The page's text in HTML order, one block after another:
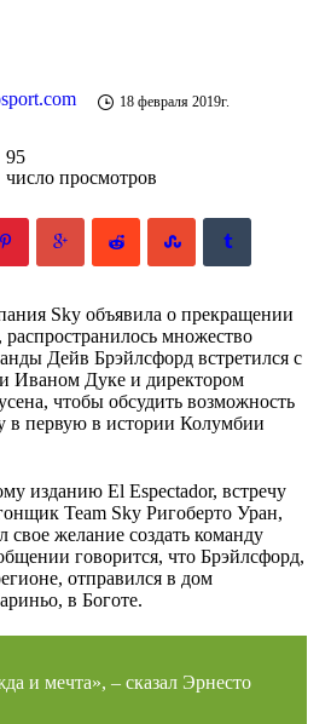
18 февраля 2019г.
95
число просмотров
Sky объявила о прекращении
распространилось множество
Дейв Брэйлсфорд встретился с
Иваном Дуке и директором
чтобы обсудить возможность
в первую в истории Колумбии
изданию El Espectador, встречу
Team Sky Ригоберто Уран,
свое желание создать команду
говорится, что Брэйлсфорд,
отправился в дом
в Боготе.
и мечта», – сказал Эрнесто